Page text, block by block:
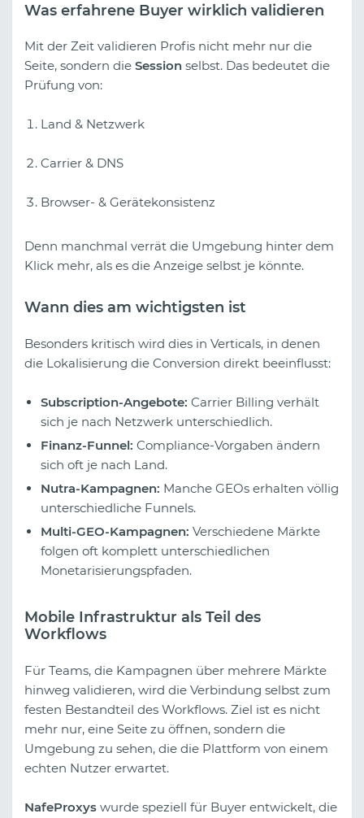
Was erfahrene Buyer wirklich validieren
Mit der Zeit validieren Profis nicht mehr nur die
Seite, sondern die Session selbst. Das bedeutet die
Prüfung von:
Land & Netzwerk
Carrier & DNS
Browser- & Gerätekonsistenz
Denn manchmal verrät die Umgebung hinter dem
Klick mehr, als es die Anzeige selbst je könnte.
Wann dies am wichtigsten ist
Besonders kritisch wird dies in Verticals, in denen
die Lokalisierung die Conversion direkt beeinflusst:
Subscription-Angebote: Carrier Billing verhält
sich je nach Netzwerk unterschiedlich.
Finanz-Funnel: Compliance-Vorgaben ändern
sich oft je nach Land.
Nutra-Kampagnen: Manche GEOs erhalten völlig
unterschiedliche Funnels.
Multi-GEO-Kampagnen: Verschiedene Märkte
folgen oft komplett unterschiedlichen
Monetarisierungspfaden.
Mobile Infrastruktur als Teil des
Workflows
Für Teams, die Kampagnen über mehrere Märkte
hinweg validieren, wird die Verbindung selbst zum
festen Bestandteil des Workflows. Ziel ist es nicht
mehr nur, eine Seite zu öffnen, sondern die
Umgebung zu sehen, die die Plattform von einem
echten Nutzer erwartet.
NafeProxys wurde speziell für Buyer entwickelt, die